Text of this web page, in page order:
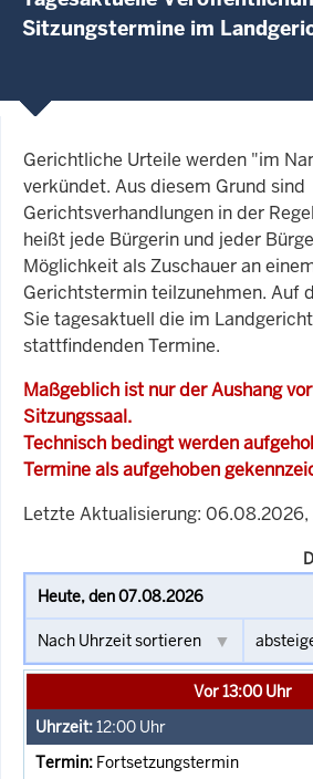
Sitzungstermine im
Gerichtliche Urteile werden "im
verkündet. Aus diesem Grund sind
Gerichtsverhandlungen in der
heißt jede Bürgerin und jeder
Möglichkeit als Zuschauer an
Gerichtstermin teilzunehmen. Auf
Sie tagesaktuell die im
stattfindenden Termine.
Maßgeblich ist nur der Aushang
Sitzungssaal.
Technisch bedingt werden
Termine als aufgehoben
Letzte Aktualisierung: 06.08.2026,
Vor 13:00 Uhr
12:00 Uhr
Fortsetzungstermin